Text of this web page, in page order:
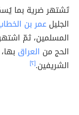
تَشتهر ضرية بما
الجليلعمر بن
المسلمين، ثمّ
الحج من العراق
الشريفين.[٢]